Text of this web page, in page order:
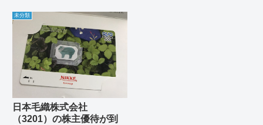
未分類
日本毛織株式会社
（3201）の株主優待が到